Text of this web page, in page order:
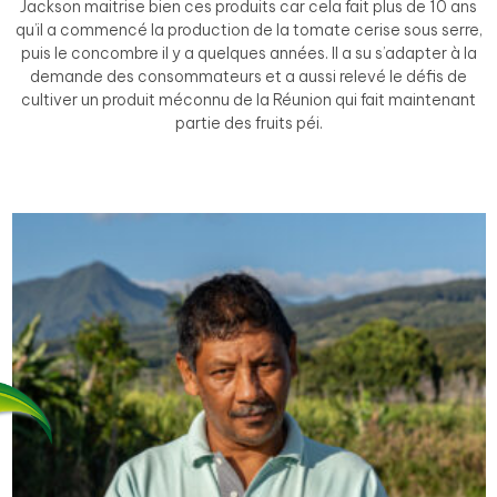
Jackson maitrise bien ces produits car cela fait plus de 10 ans
qu’il a commencé la production de la tomate cerise sous serre,
puis le concombre il y a quelques années. Il a su s’adapter à la
demande des consommateurs et a aussi relevé le défis de
cultiver un produit méconnu de la Réunion qui fait maintenant
partie des fruits péi.